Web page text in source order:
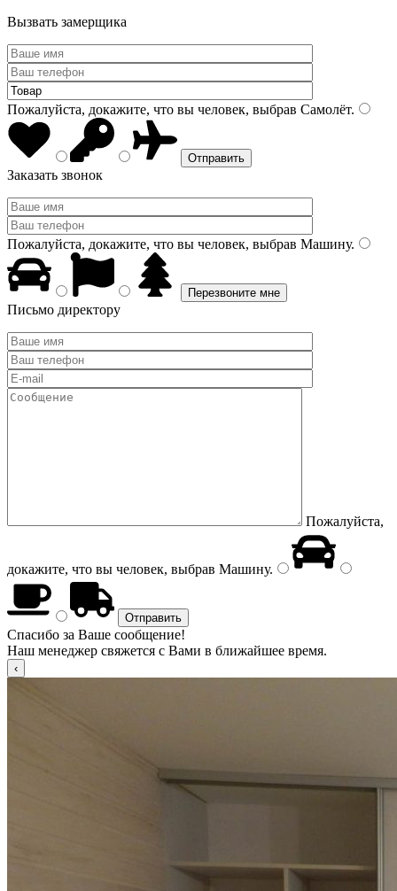
Вызвать замерщика
Пожалуйста, докажите, что вы человек, выбрав Самолёт.
Заказать звонок
Пожалуйста, докажите, что вы человек, выбрав Машину.
Письмо директору
Пожалуйста,
докажите, что вы человек, выбрав Машину.
Спасибо за Ваше сообщение!
Наш менеджер свяжется с Вами в ближайшее время.